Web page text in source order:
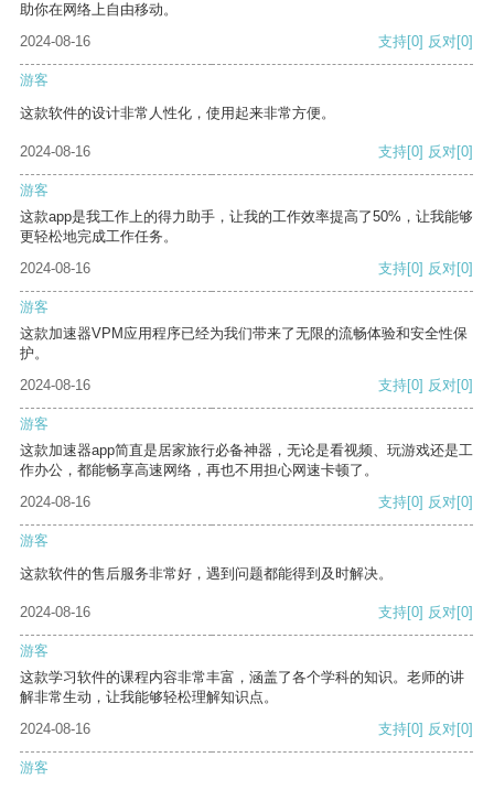
助你在网络上自由移动。
2024-08-16
支持[0] 反对[0]
游客
这款软件的设计非常人性化，使用起来非常方便。
2024-08-16 支持[0] 反对[0]
游客
这款app是我工作上的得力助手，让我的工作效率提高了50%，让我能够
更轻松地完成工作任务。
2024-08-16
支持[0] 反对[0]
游客
这款加速器VPM应用程序已经为我们带来了无限的流畅体验和安全性保
护。
2024-08-16
支持[0] 反对[0]
游客
这款加速器app简直是居家旅行必备神器，无论是看视频、玩游戏还是工
作办公，都能畅享高速网络，再也不用担心网速卡顿了。
2024-08-16
支持[0] 反对[0]
游客
这款软件的售后服务非常好，遇到问题都能得到及时解决。
2024-08-16 支持[0] 反对[0]
游客
这款学习软件的课程内容非常丰富，涵盖了各个学科的知识。老师的讲
解非常生动，让我能够轻松理解知识点。
2024-08-16
支持[0] 反对[0]
游客